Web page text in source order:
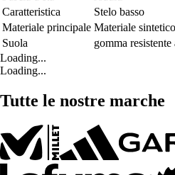
Caratteristica
Stelo basso
Materiale principale Materiale
Suola
gomma
Loading...
Loading...
Tutte le nostre marche